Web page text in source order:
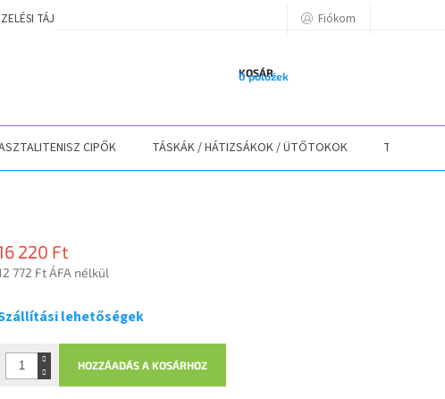
TÁJÉKOZTATÓ ELÉRHETŐSÉGEK
Fiókom
KOSÁR
0 položek
CIPŐK TÁSKÁK / HÁTIZSÁKOK / ÜTŐTOKOK TEXTIL
220 Ft
772 Ft ÁFA nélkül
lehetőségek
HOZZÁADÁS A KOSÁRHOZ